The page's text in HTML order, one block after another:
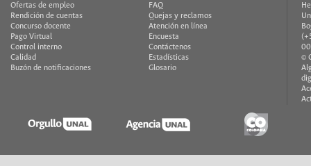
Ofertas de empleo
Rendición de cuentas
Concurso docente
Pago Virtual
Control interno
Calidad
Buzón de notificaciones
FAQ
Quejas y reclamos
Atención en línea
Encuesta
Contáctenos
Estadísticas
Glosario
©